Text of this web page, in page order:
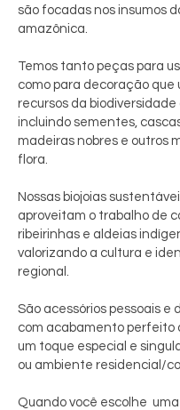
são focadas nos insumos
amazônica.
Temos tanto peças para
como para decoração que
recursos da biodiversidade
incluindo sementes,
madeiras nobres e outros
flora.
Nossas biojoias
aproveitam o trabalho de
ribeirinhas e aldeias
valorizando a cultura e
regional.
São acessórios pessoais e
com acabamento perfeito
um toque especial e
ou ambiente residencial/
Quando você escolhe